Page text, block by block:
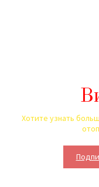
Хотите узнать